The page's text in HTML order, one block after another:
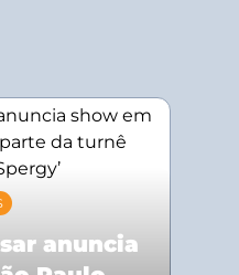
anuncia